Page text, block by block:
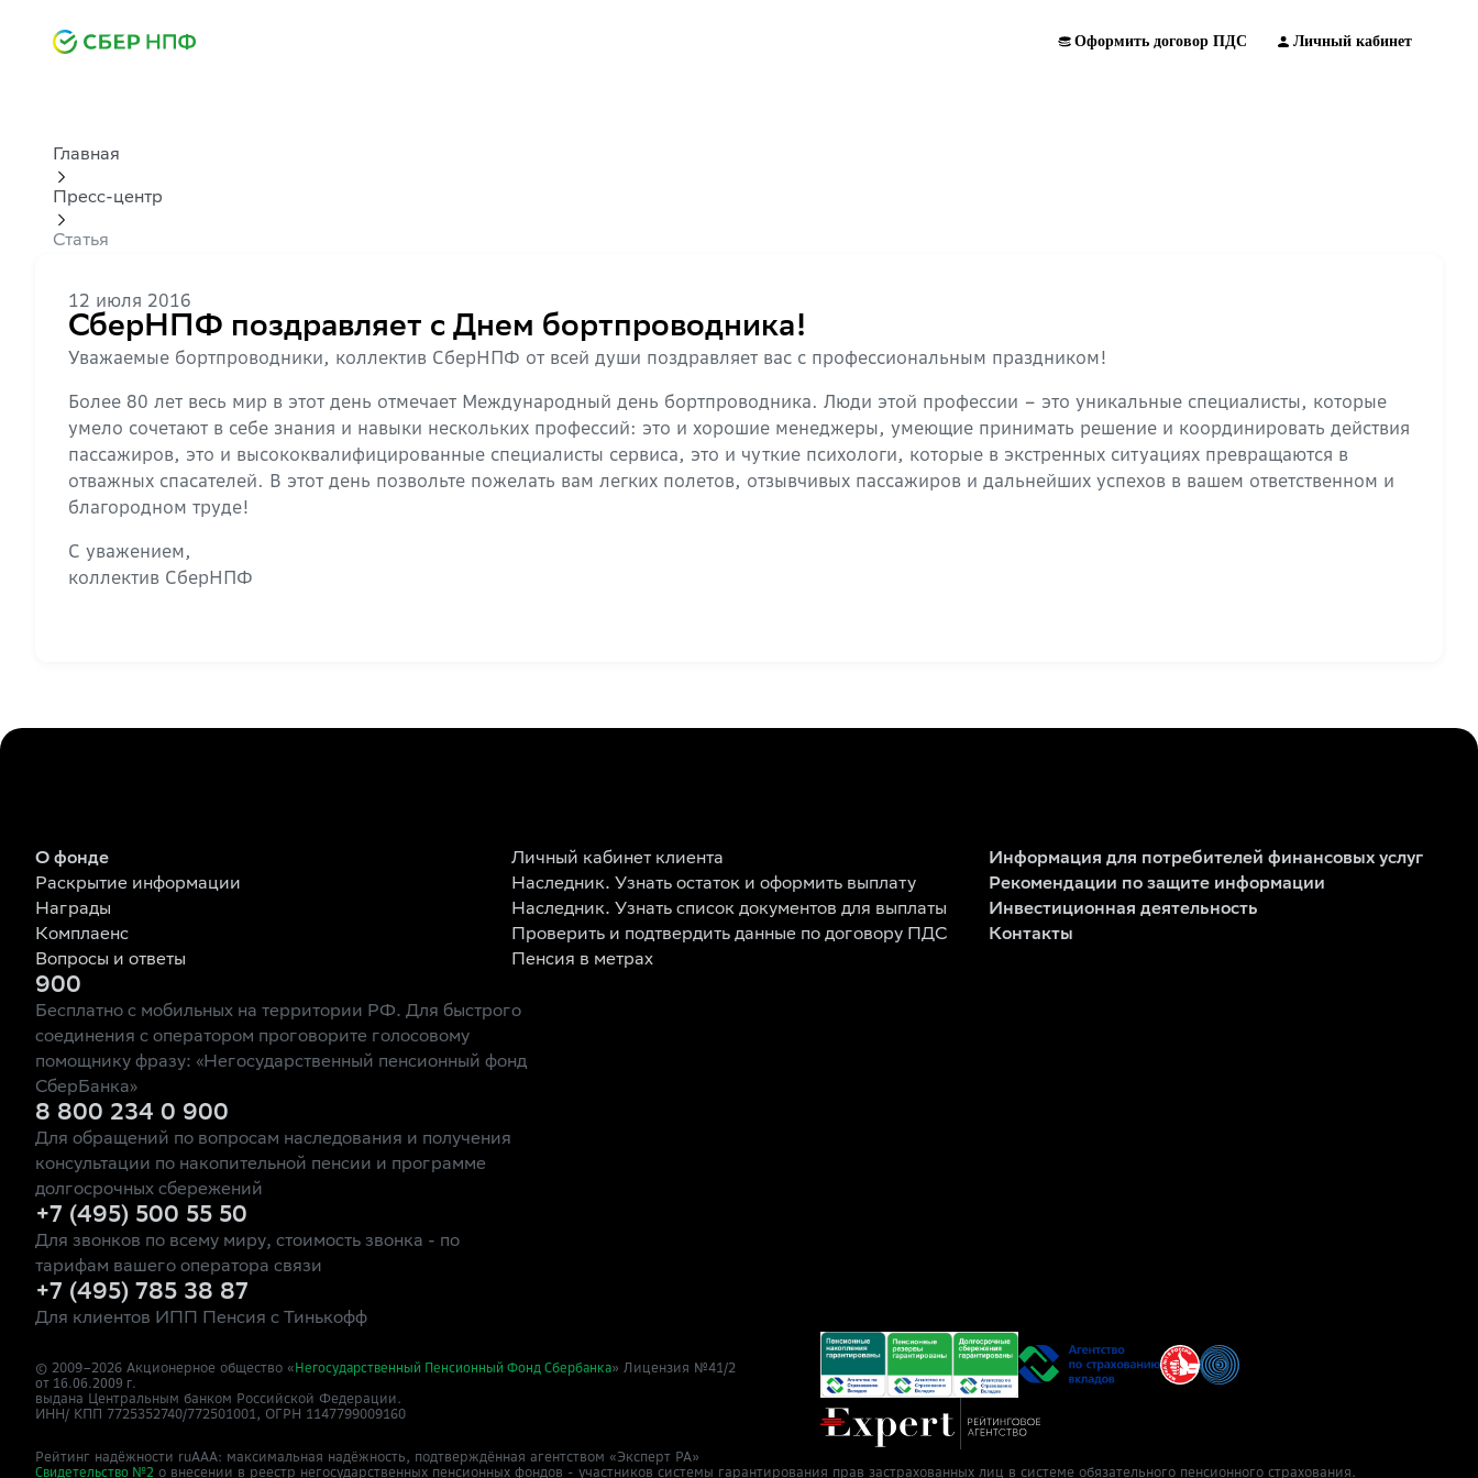
Оформить договор ПДС Личный кабинет
Главная
Пресс-центр
Статья
12 июля 2016
СберНПФ поздравляет с Днем бортпроводника!
Уважаемые бортпроводники, коллектив СберНПФ от всей души поздравляет вас с профессиональным праздником!
Более 80 лет весь мир в этот день отмечает Международный день бортпроводника. Люди этой профессии – это уникальные специалисты, которые
умело сочетают в себе знания и навыки нескольких профессий: это и хорошие менеджеры, умеющие принимать решение и координировать действия
пассажиров, это и высококвалифицированные специалисты сервиса, это и чуткие психологи, которые в экстренных ситуациях превращаются в
отважных спасателей. В этот день позвольте пожелать вам легких полетов, отзывчивых пассажиров и дальнейших успехов в вашем ответственном и
благородном труде!
С уважением,
коллектив СберНПФ
О фонде
Раскрытие информации
Награды
Комплаенс
Вопросы и ответы
Личный кабинет клиента
Наследник. Узнать остаток и оформить выплату
Наследник. Узнать список документов для выплаты
Проверить и подтвердить данные по договору ПДС
Пенсия в метрах
Информация для потребителей финансовых услуг
Рекомендации по защите информации
Инвестиционная деятельность
Контакты
900
Бесплатно с мобильных на территории РФ. Для быстрого
соединения с оператором проговорите голосовому
помощнику фразу: «Негосударственный пенсионный фонд
СберБанка»
8 800 234 0 900
Для обращений по вопросам наследования и получения
консультации по накопительной пенсии и программе
долгосрочных сбережений
+7 (495) 500 55 50
Для звонков по всему миру, стоимость звонка - по
тарифам вашего оператора связи
+7 (495) 785 38 87
Для клиентов ИПП Пенсия с Тинькофф
© 2009–2026 Акционерное общество «Негосударственный Пенсионный Фонд Сбербанка» Лицензия №41/2
от 16.06.2009 г.
выдана Центральным банком Российской Федерации.
ИНН/ КПП 7725352740/772501001, ОГРН 1147799009160
Рейтинг надёжности ruAAA: максимальная надёжность, подтверждённая агентством «Эксперт РА»
Свидетельство №2 о внесении в реестр негосударственных пенсионных фондов - участников системы гарантирования прав застрахованных лиц в системе обязательного пенсионного страхования.